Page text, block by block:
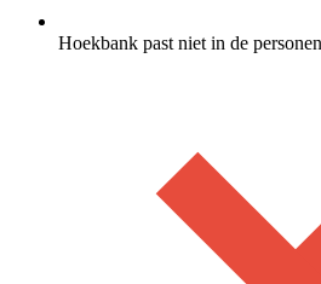
Hoekbank past niet in de